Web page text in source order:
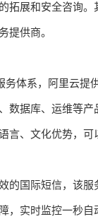
拓展和安全咨询
提供商。
务体系，阿里云
数据库、运维等
言、文化优势，
的国际短信，该
，实时监控一秒